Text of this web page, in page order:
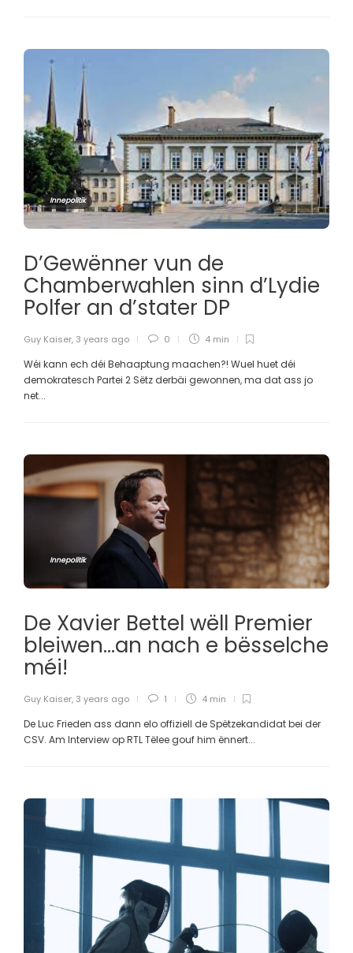
Innepolitik
D’Gewënner vun de
Chamberwahlen sinn d’Lydie
Polfer an d’stater DP
Guy Kaiser, 3 years ago 0 4 min
Wéi kann ech déi Behaaptung maachen?! Wuel huet déi
demokratesch Partei 2 Sëtz derbäi gewonnen, ma dat ass jo
net...
Innepolitik
De Xavier Bettel wëll Premier
bleiwen…an nach e bësselche
méi!
Guy Kaiser, 3 years ago 1 4 min
De Luc Frieden ass dann elo offiziell de Spëtzekandidat bei der
CSV. Am Interview op RTL Tëlee gouf him ënnert...